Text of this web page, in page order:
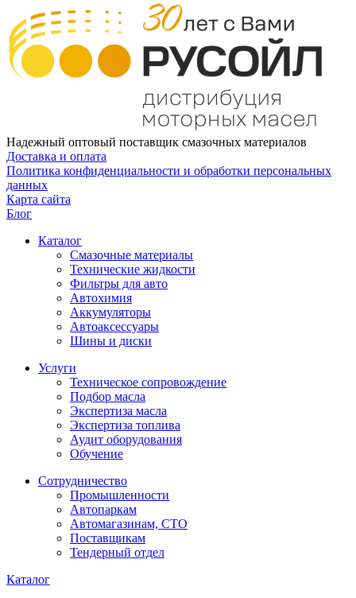
Надежный оптовый поставщик смазочных материалов
Доставка и оплата
Политика конфиденциальности и обработки персональных
данных
Карта сайта
Блог
Каталог
Смазочные материалы
Технические жидкости
Фильтры для авто
Автохимия
Аккумуляторы
Автоаксессуары
Шины и диски
Услуги
Техническое сопровождение
Подбор масла
Экспертиза масла
Экспертиза топлива
Аудит оборудования
Обучение
Сотрудничество
Промышленности
Автопаркам
Автомагазинам, СТО
Поставщикам
Тендерный отдел
Каталог